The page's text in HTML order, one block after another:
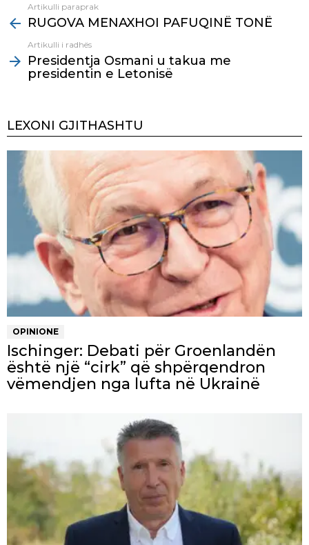
more
Artikulli paraprak
RUGOVA MENAXHOI PAFUQINË TONË
Artikulli i radhës
Presidentja Osmani u takua me
presidentin e Letonisë
LEXONI GJITHASHTU
OPINIONE
Ischinger: Debati për Groenlandën
është një “cirk” që shpërqendron
vëmendjen nga lufta në Ukrainë